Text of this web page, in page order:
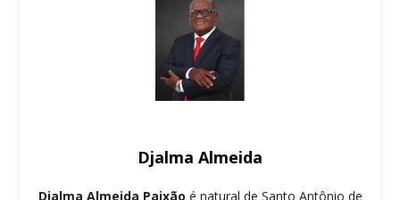
Djalma Almeida
Djalma Almeida Paixão é natural de Santo Antônio de